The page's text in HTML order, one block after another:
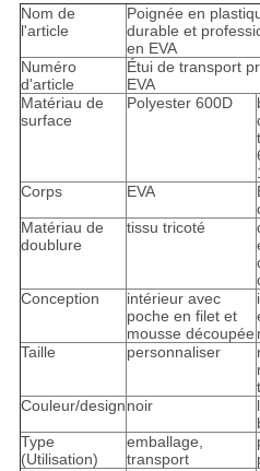
Nom de
l'article
Poignée en
durable et
en EVA
Numéro
d'article
Étui de transport
EVA
Matériau de
surface
Polyester 600D
Corps
EVA
Matériau de
doublure
tissu tricoté
Conception
intérieur avec
poche en filet et
mousse découpée
Taille
personnaliser
Couleur/designnoir
Type
(Utilisation)
emballage,
transport